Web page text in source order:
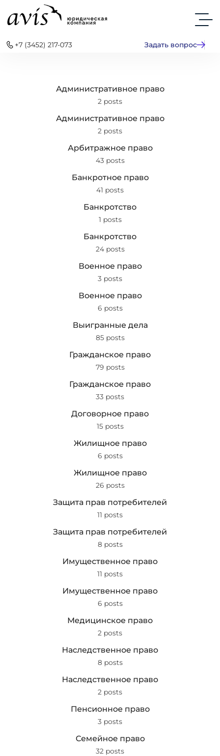
+7 (3452) 217-073 Задать вопрос
Административное право
2 posts
Административное право
2 posts
Арбитражное право
43 posts
Банкротное право
41 posts
Банкротство
1 posts
Банкротство
24 posts
Военное право
3 posts
Военное право
6 posts
Выигранные дела
85 posts
Гражданское право
79 posts
Гражданское право
33 posts
Договорное право
15 posts
Жилищное право
6 posts
Жилищное право
26 posts
Защита прав потребителей
11 posts
Защита прав потребителей
8 posts
Имущественное право
11 posts
Имущественное право
6 posts
Медицинское право
2 posts
Наследственное право
8 posts
Наследственное право
2 posts
Пенсионное право
3 posts
Семейное право
32 posts